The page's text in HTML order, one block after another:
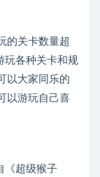
的关卡数量超
玩各种关卡和规
以大家同乐的
以游玩自己喜
《超级猴子